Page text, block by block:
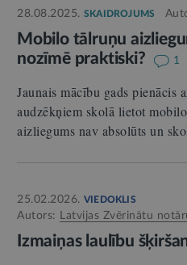
28.08.2025. SKAIDROJUMS
Mobilo tālruņu
nozīmē praktiski?
1
Jaunais mācību gads pienācis
audzēkņiem skolā lietot
aizliegums nav absolūts un
25.02.2026. VIEDOKLIS
Autors: Latvijas Zvērinātu
Izmaiņas laulību